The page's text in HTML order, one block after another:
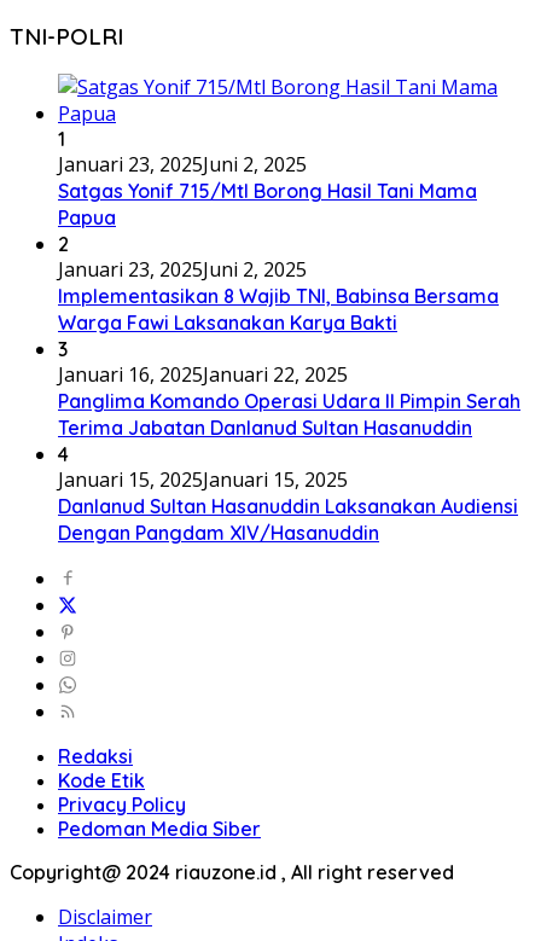
TNI-POLRI
1
Januari 23, 2025Juni 2, 2025
Satgas Yonif 715/Mtl Borong Hasil Tani Mama
Papua
2
Januari 23, 2025Juni 2, 2025
Implementasikan 8 Wajib TNI, Babinsa Bersama
Warga Fawi Laksanakan Karya Bakti
3
Januari 16, 2025Januari 22, 2025
Panglima Komando Operasi Udara II Pimpin Serah
Terima Jabatan Danlanud Sultan Hasanuddin
4
Januari 15, 2025Januari 15, 2025
Danlanud Sultan Hasanuddin Laksanakan Audiensi
Dengan Pangdam XIV/Hasanuddin
Redaksi
Kode Etik
Privacy Policy
Pedoman Media Siber
Copyright@ 2024 riauzone.id , All right reserved
Disclaimer